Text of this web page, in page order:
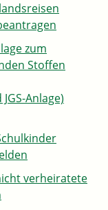
zum
Stoffen
Anlage)
verheiratete